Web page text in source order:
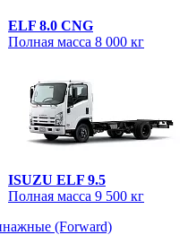
ELF 8.0 CNG
Полная масса 8 000 кг
ISUZU ELF 9.5
Полная масса 9 500 кг
(Forward)